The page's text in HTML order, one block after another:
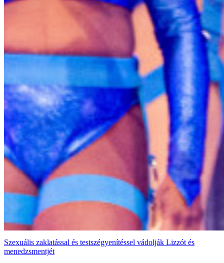
Szexuális zaklatással és testszégyenítéssel vádolják Lizzót és
menedzsmentjét